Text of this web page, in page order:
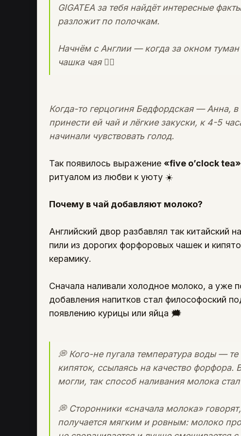
GIGATEA за тебя найдёт интересные
разложит по полочкам.
Начнём с Англии — когда за окном
чашка чая 😶‍🌫️
Когда-то герцогиня Бедфордская — Анна,
принести ей чай и лёгкие закуски, к 4-5
начинали чувствовать голод.
Так появилось выражение «five o’clock tea»
ритуалом из любви к уюту ☀️
Почему в чай добавляют молоко?
Английский двор разбавлял так китайский
пили из дорогих форфоровых чашек и
керамику.
Сначала наливали холодное молоко, а уже
добавления напитков стал философоский
появлению курицы или яйца 🗯
💭 Кого-не пугала температура воды —
кипяток, ссылаясь на качество форфора.
могли, так способ наливания молока
💭 Сторонники «сначала молока»
получается мягким и ровным: молоко